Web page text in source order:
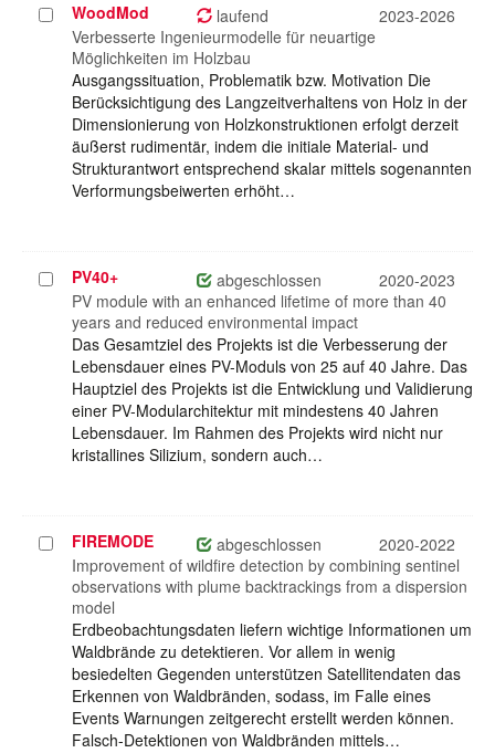
Projekt
auswählen
WoodMod laufend
2023-2026
Verbesserte Ingenieurmodelle für neuartige
Möglichkeiten im Holzbau
Ausgangssituation, Problematik bzw. Motivation Die
Berücksichtigung des Langzeitverhaltens von Holz in der
Dimensionierung von Holzkonstruktionen erfolgt derzeit
äußerst rudimentär, indem die initiale Material- und
Strukturantwort entsprechend skalar mittels sogenannten
Verformungsbeiwerten erhöht…
Projekt
auswählen
PV40+ abgeschlossen
2020-2023
PV module with an enhanced lifetime of more than 40
years and reduced environmental impact
Das Gesamtziel des Projekts ist die Verbesserung der
Lebensdauer eines PV-Moduls von 25 auf 40 Jahre. Das
Hauptziel des Projekts ist die Entwicklung und Validierung
einer PV-Modularchitektur mit mindestens 40 Jahren
Lebensdauer. Im Rahmen des Projekts wird nicht nur
kristallines Silizium, sondern auch…
Projekt
auswählen
FIREMODE abgeschlossen
2020-2022
Improvement of wildfire detection by combining sentinel
observations with plume backtrackings from a dispersion
model
Erdbeobachtungsdaten liefern wichtige Informationen um
Waldbrände zu detektieren. Vor allem in wenig
besiedelten Gegenden unterstützen Satellitendaten das
Erkennen von Waldbränden, sodass, im Falle eines
Events Warnungen zeitgerecht erstellt werden können.
Falsch-Detektionen von Waldbränden mittels…